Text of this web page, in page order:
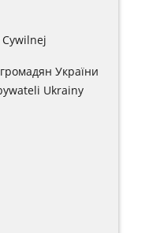
Cywilnej
України
Ukrainy